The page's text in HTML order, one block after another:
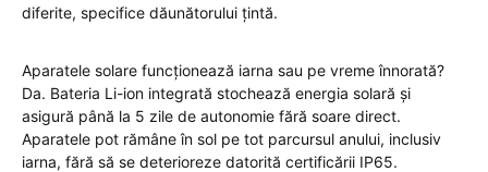
diferite, specifice dăunătorului țintă.
Aparatele solare funcționează iarna sau pe vreme înnorată?
Da. Bateria Li-ion integrată stochează energia solară și
asigură până la 5 zile de autonomie fără soare direct.
Aparatele pot rămâne în sol pe tot parcursul anului, inclusiv
iarna, fără să se deterioreze datorită certificării IP65.